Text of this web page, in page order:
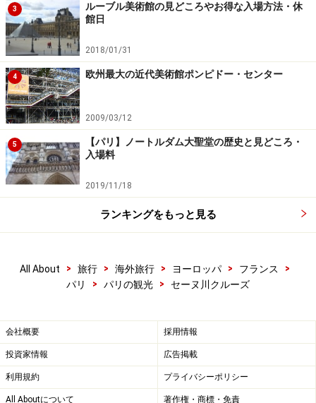
※記事内容は執筆時点のものです。最新の内容をご確認くださ
い。
※海外を訪れる際には最新情報の入手に努め、「
ホームページ」を確認するなど、安全確保に十分注意を払ってく
ださい。
3
ルーブル美術館の見どころやお得な入場方法・休
館日
2018/01/31
4 欧州最大の近代美術館ポンピドー・センター
2009/03/12
5
【パリ】ノートルダム大聖堂の歴史と見どころ・
入場料
2019/11/18
ランキングをもっと見る
All About > 旅行 > 海外旅行 > ヨーロッパ > フランス
>
パリ
> パリの観光 > セーヌ川クルーズ
会社概要 採用情報
投資家情報 広告掲載
利用規約 プライバシーポリシー
All Aboutについて 著作権・商標・免責